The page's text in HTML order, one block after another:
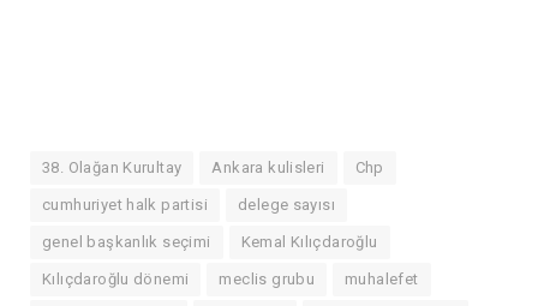
38. Olağan Kurultay Ankara kulisleri Chp
cumhuriyet halk partisi delege sayısı
genel başkanlık seçimi Kemal Kılıçdaroğlu
Kılıçdaroğlu dönemi meclis grubu muhalefet